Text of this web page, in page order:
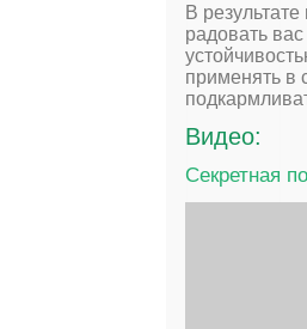
В
радовать
применять в
Видео:
Секретная